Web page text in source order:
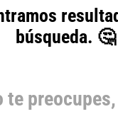
búsqueda. 🤔
te